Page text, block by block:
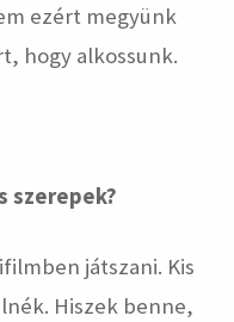
ezért megyünk
hogy alkossunk.
szerepek?
játszani. Kis
Hiszek benne,